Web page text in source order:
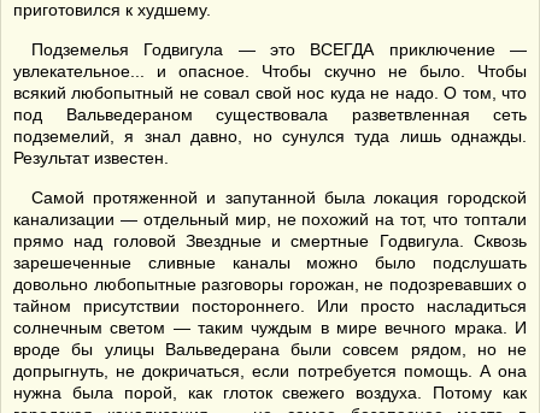
приготовился к худшему.
Подземелья Годвигула — это ВСЕГДА приключение —
увлекательное... и опасное. Чтобы скучно не было. Чтобы
всякий любопытный не совал свой нос куда не надо. О том, что
под Вальведераном существовала разветвленная сеть
подземелий, я знал давно, но сунулся туда лишь однажды.
Результат известен.
Самой протяженной и запутанной была локация городской
канализации — отдельный мир, не похожий на тот, что топтали
прямо над головой Звездные и смертные Годвигула. Сквозь
зарешеченные сливные каналы можно было подслушать
довольно любопытные разговоры горожан, не подозревавших о
тайном присутствии постороннего. Или просто насладиться
солнечным светом — таким чуждым в мире вечного мрака. И
вроде бы улицы Вальведерана были совсем рядом, но не
допрыгнуть, не докричаться, если потребуется помощь. А она
нужна была порой, как глоток свежего воздуха. Потому как